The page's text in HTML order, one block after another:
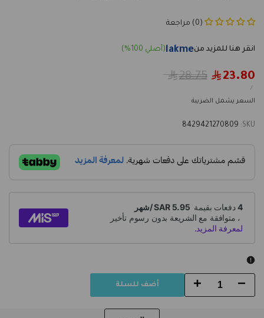
(0) مراجعة
lakme
Regular
28.75
Sale
price
23.80
UNIT
/
PER
السعر يشمل الضريبة
SKU:
8429421270809
Decrease
Increase أضف للسلة